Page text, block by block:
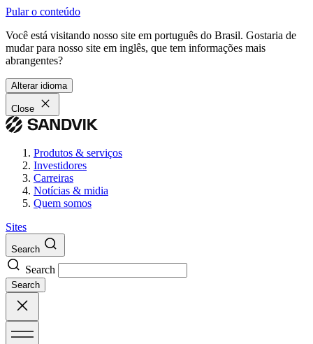
Pular o conteúdo
Você está visitando nosso site em português do Brasil. Gostaria de
mudar para nosso site em inglês, que tem informações mais
abrangentes?
Alterar idioma
Close
Produtos & serviços
Investidores
Carreiras
Notícias & midia
Quem somos
Sites
Search
Search
Search